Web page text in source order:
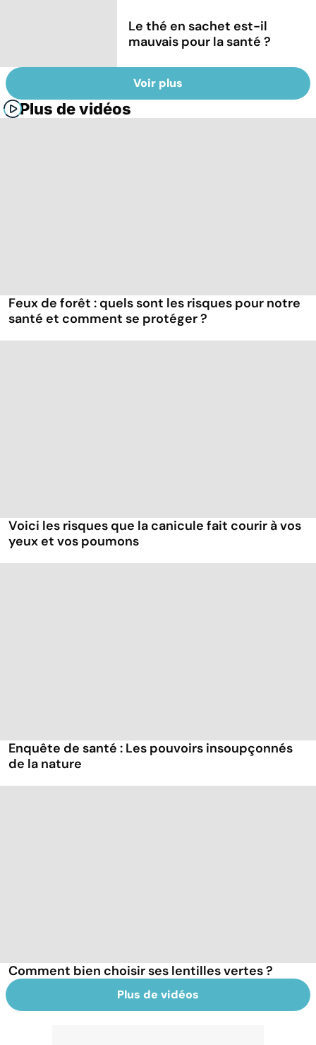
Le thé en sachet est-il
mauvais pour la santé ?
Voir plus
Plus de vidéos
Feux de forêt : quels sont les risques pour notre
santé et comment se protéger ?
Voici les risques que la canicule fait courir à vos
yeux et vos poumons
Enquête de santé : Les pouvoirs insoupçonnés
de la nature
Comment bien choisir ses lentilles vertes ?
Plus de vidéos